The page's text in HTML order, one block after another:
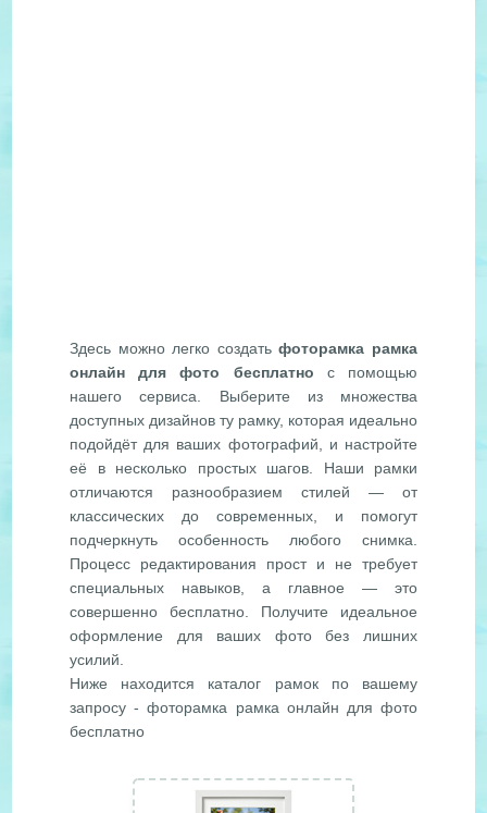
Здесь можно легко создатьфоторамка рамка
онлайн для фото бесплатно с помощью
нашего сервиса. Выберите из множества
доступных дизайнов ту рамку, которая идеально
подойдёт для ваших фотографий, и настройте
её в несколько простых шагов. Наши рамки
отличаются разнообразием стилей — от
классических до современных, и помогут
подчеркнуть особенность любого снимка.
Процесс редактирования прост и не требует
специальных навыков, а главное — это
совершенно бесплатно. Получите идеальное
оформление для ваших фото без лишних
усилий.
Ниже находится каталог рамок по вашему
запросу - фоторамка рамка онлайн для фото
бесплатно